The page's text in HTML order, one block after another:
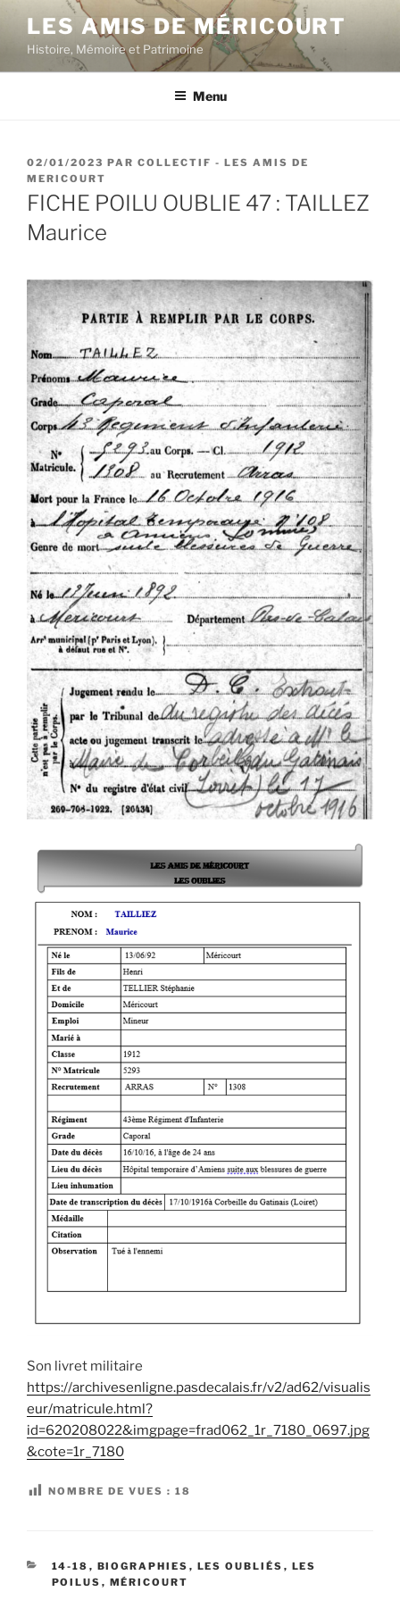
contenu
principal
LES AMIS DE MÉRICOURT
Histoire, Mémoire et Patrimoine
Menu
PUBLIÉ
LE
02/01/2023 PAR COLLECTIF - LES AMIS DE
MERICOURT
FICHE POILU OUBLIE 47 : TAILLEZ
Maurice
Son livret militaire
https://archivesenligne.pasdecalais.fr/v2/ad62/visualis
eur/matricule.html?
id=620208022&imgpage=frad062_1r_7180_0697.jpg
&cote=1r_7180
NOMBRE DE VUES : 18
CATÉGORIES
14-18 , BIOGRAPHIES , LES OUBLIÉS , LES
POILUS , MÉRICOURT